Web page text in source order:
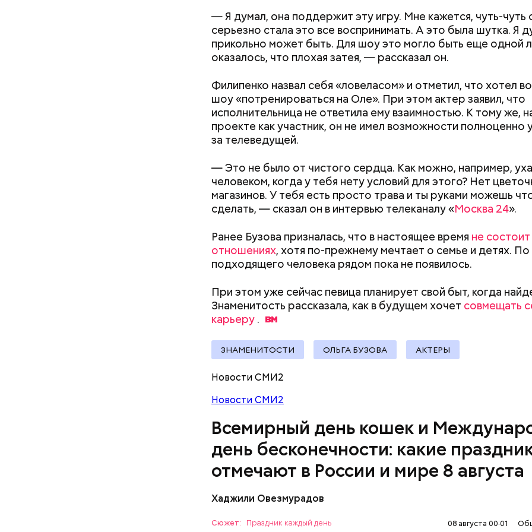
— Я думал, она поддержит эту игру. Мне кажется, чуть-чуть
серьезно стала это все воспринимать. А это была шутка. Я
прикольно может быть. Для шоу это могло быть еще одной
оказалось, что плохая затея, — рассказал он.
Филипенко назвал себя «ловеласом» и отметил, что хотел
шоу «потренироваться на Оле». При этом актер заявил, что
исполнительница не ответила ему взаимностью. К тому же,
проекте как участник, он не имел возможности полноценно
за телеведущей.
— Это не было от чистого сердца. Как можно, например,
человеком, когда у тебя нету условий для этого? Нет
магазинов. У тебя есть просто трава и ты руками можешь
сделать, — сказал он в интервью телеканалу «Москва 24».
Ранее Бузова призналась, что в настоящее время не состоит
отношениях, хотя по-прежнему мечтает о семье и детях. По
подходящего человека рядом пока не появилось.
При этом уже сейчас певица планирует свой быт, когда
Знаменитость рассказала, как в будущем хочет совмещать
карьеру .
ЗНАМЕНИТОСТИ ОЛЬГА БУЗОВА АКТЕРЫ
Новости СМИ2
Новости СМИ2
Всемирный день кошек и
день бесконечности: какие
отмечают в России и мире 8 августа
Хаджили Овезмурадов
Сюжет: Праздник каждый день 08 августа 00:01
Инициатором Всемирного дня кошек в 2002 году стал
фонд Animal Welfare. В этот праздник котам
Международный день бесконечности
В Международный день холостяка все мужчины без пары
своими друзьями, устраивают вечеринки, играют в видеоигры
проводят время, наслаждаясь свободой и независимостью,
холостяками.
День малины со сливками
Ингредиенты:
Мужчина умер после укуса
гадюки: как отличить ее от
ужа и когда она атакует
Приседания,
топ лучших и
упражнений для